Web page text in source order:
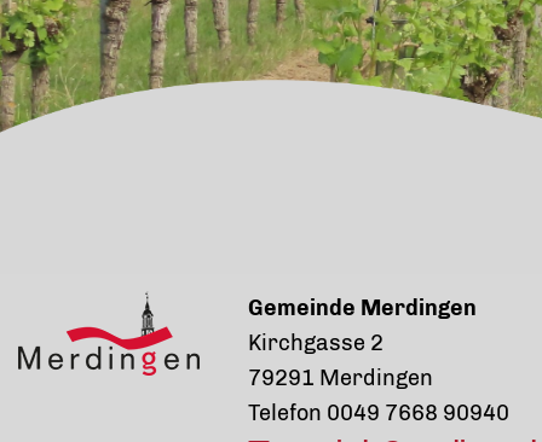
Gemeinde Merdingen
Kirchgasse 2
79291 Merdingen
Telefon 0049 7668 90940